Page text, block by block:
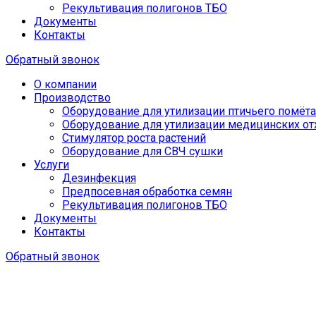
Рекультивация полигонов ТБО
Документы
Контакты
Обратный звонок
О компании
Производство
Оборудование для утилизации птичьего помёта
Оборудование для утилизации медицинских
Стимулятор роста растений
Оборудование для СВЧ сушки
Услуги
Дезинфекция
Предпосевная обработка семян
Рекультивация полигонов ТБО
Документы
Контакты
Обратный звонок